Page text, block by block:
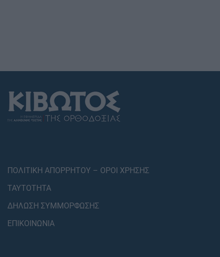
ΠΟΛΙΤΙΚΗ ΑΠΟΡΡΗΤΟΥ – ΟΡΟΙ ΧΡΗΣΗΣ
ΤΑΥΤΟΤΗΤΑ
ΔΗΛΩΣΗ ΣΥΜΜΟΡΦΩΣΗΣ
ΕΠΙΚΟΙΝΩΝΙΑ